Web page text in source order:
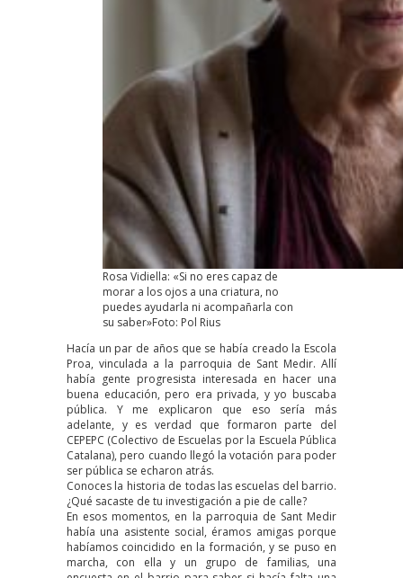
Rosa Vidiella: «Si no eres capaz de
morar a los ojos a una criatura, no
puedes ayudarla ni acompañarla con
su saber»Foto: Pol Rius
Hacía un par de años que se había creado la Escola
Proa, vinculada a la parroquia de Sant Medir. Allí
había gente progresista interesada en hacer una
buena educación, pero era privada, y yo buscaba
pública. Y me explicaron que eso sería más
adelante, y es verdad que formaron parte del
CEPEPC (Colectivo de Escuelas por la Escuela Pública
Catalana), pero cuando llegó la votación para poder
ser pública se echaron atrás.
Conoces la historia de todas las escuelas del barrio.
¿Qué sacaste de tu investigación a pie de calle?
En esos momentos, en la parroquia de Sant Medir
había una asistente social, éramos amigas porque
habíamos coincidido en la formación, y se puso en
marcha, con ella y un grupo de familias, una